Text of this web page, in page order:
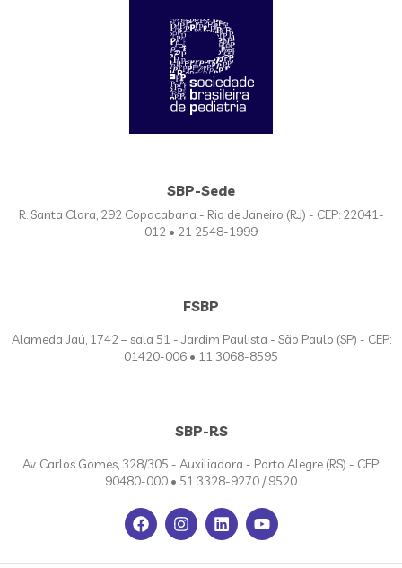
SBP-Sede
R. Santa Clara, 292 Copacabana - Rio de Janeiro (RJ) - CEP: 22041-
012 • 21 2548-1999
FSBP
Alameda Jaú, 1742 – sala 51 - Jardim Paulista - São Paulo (SP) - CEP:
01420-006 • 11 3068-8595
SBP-RS
Av. Carlos Gomes, 328/305 - Auxiliadora - Porto Alegre (RS) - CEP:
90480-000 • 51 3328-9270 / 9520